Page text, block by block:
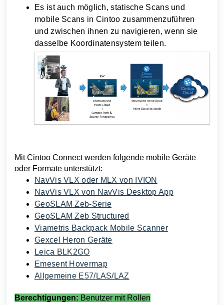
Es ist auch möglich, statische Scans und
mobile Scans in Cintoo zusammenzuführen
und zwischen ihnen zu navigieren, wenn sie
dasselbe Koordinatensystem teilen.
Mit Cintoo Connect werden folgende mobile Geräte
oder Formate unterstützt:
NavVis VLX oder MLX von IVION
NavVis VLX von NavVis Desktop App
GeoSLAM Zeb-Serie
GeoSLAM Zeb Structured
Viametris Backpack Mobile Scanner
Gexcel Heron Geräte
Leica BLK2GO
Emesent Hovermap
Allgemeine E57/LAS/LAZ
Berechtigungen: Benutzer mit Rollen